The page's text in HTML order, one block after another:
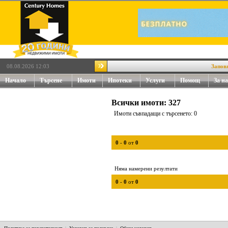
08.08.2026 12:03
Начало Търсене Имоти Ипотеки Услуги Помощ За
Всички имоти: 327
Имоти съвпадащи с търсенето: 0
0 - 0 от 0
Няма намерени резултати
0 - 0 от 0